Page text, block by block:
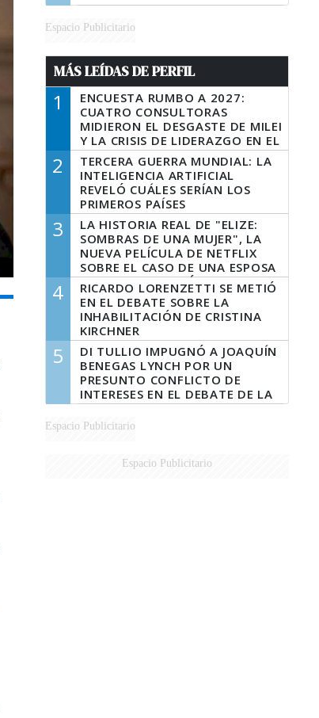
Espacio Publicitario
MÁS LEÍDAS DE PERFIL
1
ENCUESTA RUMBO A 2027:
CUATRO CONSULTORAS
MIDIERON EL DESGASTE DE MILEI
Y LA CRISIS DE LIDERAZGO EN EL
PERONISMO
2
TERCERA GUERRA MUNDIAL: LA
INTELIGENCIA ARTIFICIAL
REVELÓ CUÁLES SERÍAN LOS
PRIMEROS PAÍSES
LATINOAMERICANOS EN SER
DERROTADOS
3
LA HISTORIA REAL DE "ELIZE:
SOMBRAS DE UNA MUJER", LA
NUEVA PELÍCULA DE NETFLIX
SOBRE EL CASO DE UNA ESPOSA
QUE DESCUARTIZÓ A SU
MARIDO
4
RICARDO LORENZETTI SE METIÓ
EN EL DEBATE SOBRE LA
INHABILITACIÓN DE CRISTINA
KIRCHNER
5
DI TULLIO IMPUGNÓ A JOAQUÍN
BENEGAS LYNCH POR UN
PRESUNTO CONFLICTO DE
INTERESES EN EL DEBATE DE LA
LEY DE TIERRAS
Espacio Publicitario
Espacio Publicitario